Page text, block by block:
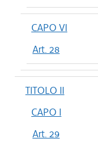
CAPO VI
Art. 28
TITOLO II
CAPO I
Art. 29